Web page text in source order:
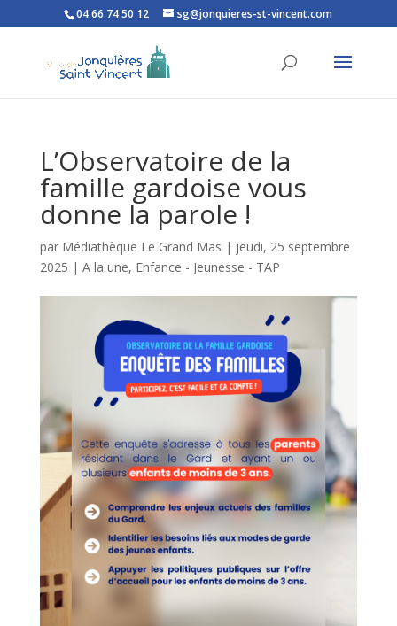
Ouvrir la barre d’outils
04 66 74 50 12 sg@jonquieres-st-vincent.com
L’Observatoire de la
famille gardoise vous
donne la parole !
par Médiathèque Le Grand Mas | jeudi, 25 septembre
2025 | A la une, Enfance - Jeunesse - TAP